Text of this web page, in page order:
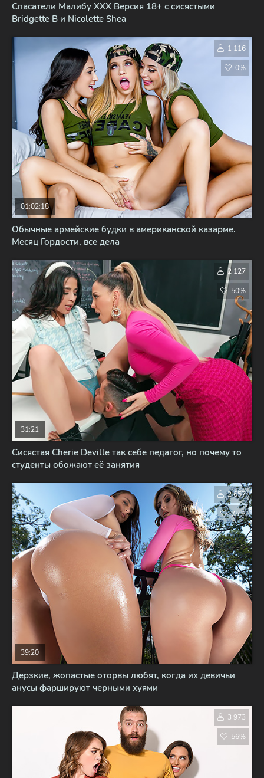
Спасатели Малибу XXX Версия 18+ с сисястыми
Bridgette B и Nicolette Shea
Обычные армейские будки в американской казарме.
Месяц Гордости, все дела
01:02:18
1 116
0%
Сисястая Cherie Deville так себе педагог, но почему то
студенты обожают её занятия
31:21
2 127
50%
Дерзкие, жопастые оторвы любят, когда их девичьи
анусы фаршируют черными хуями
39:20
2 657
75%
3 973
56%